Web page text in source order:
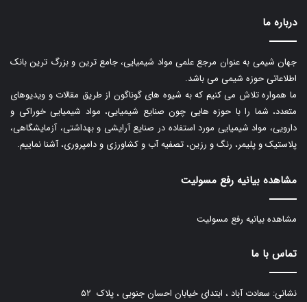
درباره ما
جهان شیمی به عنوان مرجع علمی مواد شیمیایی، جامع ترین و بزرگ ترین بانک
اطلاعاتی حوزه شیمی می باشد.
ما همواره تلاش می کنیم که به شیوه های گوناگون از طریق مقالات و ویدیوهای
متعدد، شما را با حوزه هایی چون صنایع شیمیایی، مواد شیمیایی خوراکی و
دارویی، مواد شیمیایی مورد استفاده در صنایع آرایشی و بهداشتی، آزمایشگاهی،
پلاستیک و پلیمر، رنگ و رزین، تصفیه آب و کشاورزی و دامپروری، آشنا نماییم.
مشاهده بیانیه رفع مسولیت
مشاهده بیانیه رفع مسولیت
تماس با ما
نشانی: سعادت آباد ، ابتدای خیابان احسان جنوبی ، پلاک ۵۲